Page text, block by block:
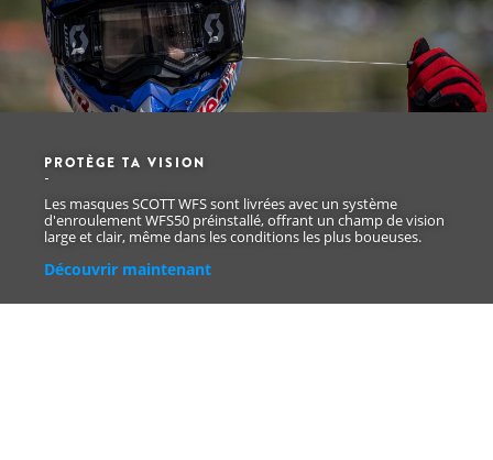
PROTÈGE TA VISION
Les masques SCOTT WFS sont livrées avec un système
d'enroulement WFS50 préinstallé, offrant un champ de vision
large et clair, même dans les conditions les plus boueuses.
Découvrir maintenant